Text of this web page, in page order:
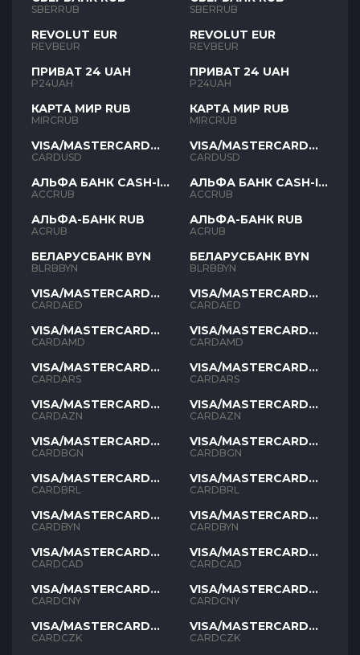
SBERRUB
REVOLUT EUR
REVBEUR
ПРИВАТ 24 UAH
P24UAH
КАРТА МИР RUB
MIRCRUB
VISA/MASTERCARD
USD
CARDUSD
АЛЬФА БАНК CASH-IN
RUB
ACCRUB
АЛЬФА-БАНК RUB
ACRUB
БЕЛАРУСБАНК BYN
BLRBBYN
VISA/MASTERCARD
AED
CARDAED
VISA/MASTERCARD
AMD
CARDAMD
VISA/MASTERCARD
ARS
CARDARS
VISA/MASTERCARD
AZN
CARDAZN
VISA/MASTERCARD
BGN
CARDBGN
VISA/MASTERCARD
BRL
CARDBRL
VISA/MASTERCARD
BYN
CARDBYN
VISA/MASTERCARD
CAD
CARDCAD
VISA/MASTERCARD
CNY
CARDCNY
VISA/MASTERCARD
CZK
CARDCZK
SBERRUB
REVOLUT EUR
REVBEUR
ПРИВАТ 24 UAH
P24UAH
КАРТА МИР RUB
MIRCRUB
VISA/MASTERCARD
USD
CARDUSD
АЛЬФА БАНК CASH-IN
RUB
ACCRUB
АЛЬФА-БАНК RUB
ACRUB
БЕЛАРУСБАНК BYN
BLRBBYN
VISA/MASTERCARD
AED
CARDAED
VISA/MASTERCARD
AMD
CARDAMD
VISA/MASTERCARD
ARS
CARDARS
VISA/MASTERCARD
AZN
CARDAZN
VISA/MASTERCARD
BGN
CARDBGN
VISA/MASTERCARD
BRL
CARDBRL
VISA/MASTERCARD
BYN
CARDBYN
VISA/MASTERCARD
CAD
CARDCAD
VISA/MASTERCARD
CNY
CARDCNY
VISA/MASTERCARD
CZK
CARDCZK